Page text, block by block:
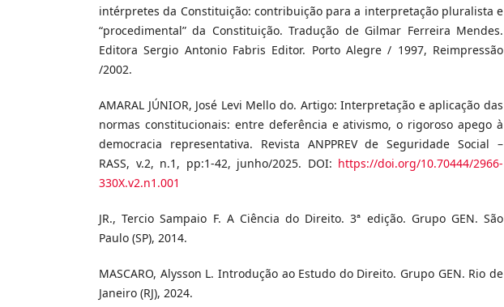
intérpretes da Constituição: contribuição para a interpretação pluralista e
“procedimental” da Constituição. Tradução de Gilmar Ferreira Mendes.
Editora Sergio Antonio Fabris Editor. Porto Alegre / 1997, Reimpressão
/2002.
AMARAL JÚNIOR, José Levi Mello do. Artigo: Interpretação e aplicação das
normas constitucionais: entre deferência e ativismo, o rigoroso apego à
democracia representativa. Revista ANPPREV de Seguridade Social –
RASS, v.2, n.1, pp:1-42, junho/2025. DOI: https://doi.org/10.70444/2966-
330X.v2.n1.001
JR., Tercio Sampaio F. A Ciência do Direito. 3ª edição. Grupo GEN. São
Paulo (SP), 2014.
MASCARO, Alysson L. Introdução ao Estudo do Direito. Grupo GEN. Rio de
Janeiro (RJ), 2024.